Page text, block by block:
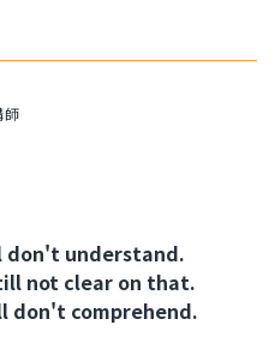
師
don't understand.
not clear on that.
don't comprehend.